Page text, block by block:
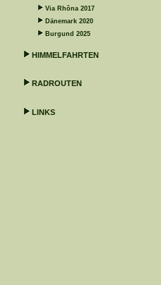
Via Rhôna 2017
Dänemark 2020
Burgund 2025
HIMMELFAHRTEN
RADROUTEN
LINKS